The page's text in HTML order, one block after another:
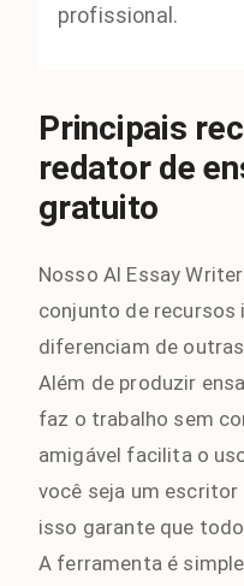
profissional.
Principais
redator de
gratuito
Nosso AI Essay
conjunto de recursos
diferenciam de
Além de produzir
faz o trabalho sem
amigável facilita o
você seja um
isso garante que
A ferramenta é